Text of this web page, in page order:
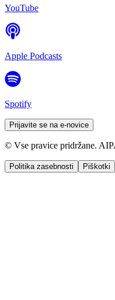
YouTube
Apple Podcasts
Spotify
Prijavite se na e-novice
© Vse pravice pridržane.
Politika zasebnosti Piškotki